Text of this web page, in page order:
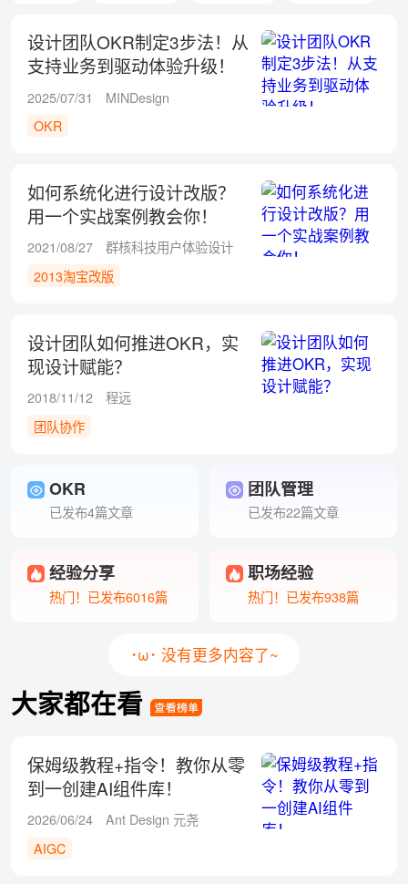
设计团队OKR制定3步法！从
支持业务到驱动体验升级！
2025/07/31
MINDesign
OKR
如何系统化进行设计改版？
用一个实战案例教会你！
2021/08/27
群核科技用户体验设计
2013淘宝改版
设计团队如何推进OKR，实
现设计赋能？
2018/11/12
程远
团队协作
OKR
已发布4篇文章
团队管理
已发布22篇文章
经验分享
热门！已发布6016篇
职场经验
热门！已发布938篇
･ω･ 没有更多内容了~
大家都在看
保姆级教程+指令！教你从零
到一创建AI组件库！
2026/06/24
Ant Design 元尧
AIGC